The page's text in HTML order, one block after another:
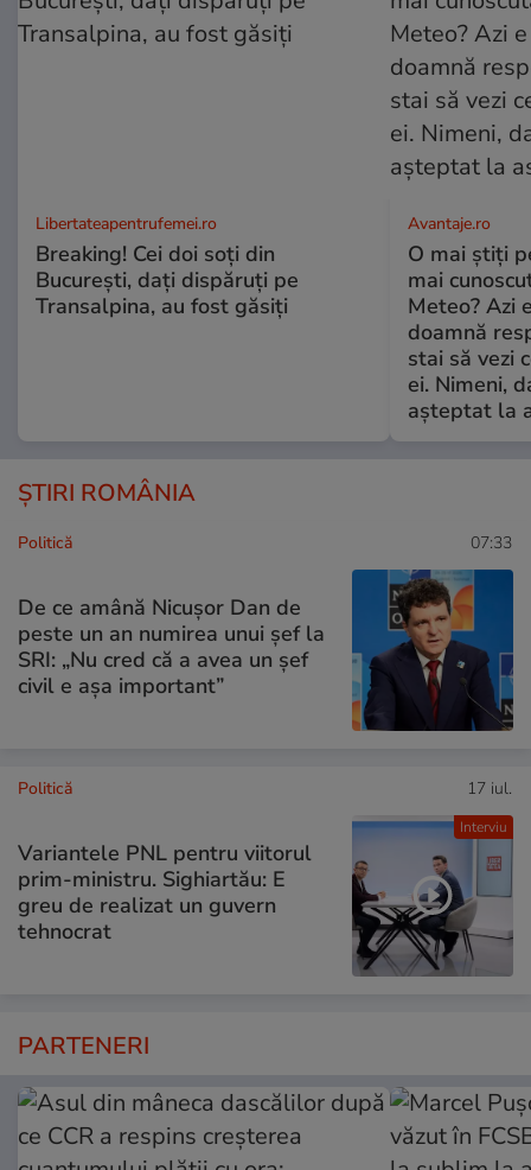
Libertateapentrufemei.ro
Breaking! Cei doi soți din
București, dați dispăruți pe
Transalpina, au fost găsiți
Avantaje.ro
O mai știți
mai
Meteo? Azi
doamnă
stai să vezi
ei. Nimeni,
așteptat la
ȘTIRI ROMÂNIA
Politică 07:33
De ce amână Nicușor Dan de
peste un an numirea unui șef la
SRI: „Nu cred că a avea un şef
civil e așa important”
Interviu
Politică 17 iul.
Variantele PNL pentru viitorul
prim-ministru. Sighiartău: E
greu de realizat un guvern
tehnocrat
PARTENERI